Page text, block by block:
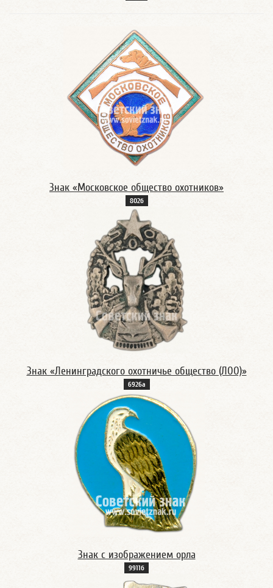
Знак «Московское общество охотников»
802б
Знак «Ленинградского охотничье общество (ЛОО)»
6926а
Знак с изображением орла
9911б